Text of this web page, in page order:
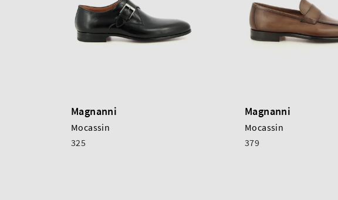
Magnanni
Mocassin
325
Magnanni
Mocassin
379